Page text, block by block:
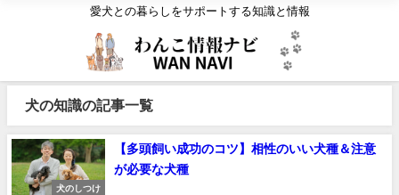
愛犬との暮らしをサポートする知識と情報
犬の知識の記事一覧
犬のしつけ
【多頭飼い成功のコツ】相性のいい犬種＆注意
が必要な犬種